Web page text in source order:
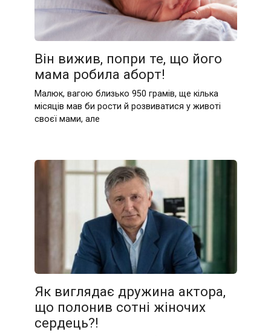
Він вижив, попри те, що його
мама робила aбopт!
Малюк, вагою близько 950 грамів, ще кілька
місяців мав би рости й розвиватися у животі
своєї мами, але
Як виглядає дружина актора,
що полонив сотні жіночих
сердець?!